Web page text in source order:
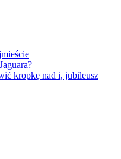
kropkę nad i, jubileusz